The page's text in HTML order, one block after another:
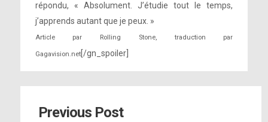
répondu, « Absolument. J’étudie tout le temps,
j’apprends autant que je peux. »
Article par Rolling Stone, traduction par
Gagavision.net[/gn_spoiler]
Previous Post